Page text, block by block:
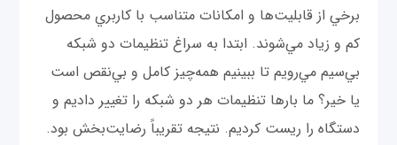
برخي از قابليت‌ها و امكانات متناسب با كاربري محصول
كم و زياد مي‌شوند. ابتدا به سراغ تنظيمات دو شبكه
بي‌سيم مي‌رويم تا ببينيم همه‌چيز كامل و بي‌نقص است
يا خير؟ ما بارها تنظيمات هر دو شبكه را تغيير دادیم و
دستگاه را ريست كردیم. نتيجه تقريباً رضايت‌بخش بود.